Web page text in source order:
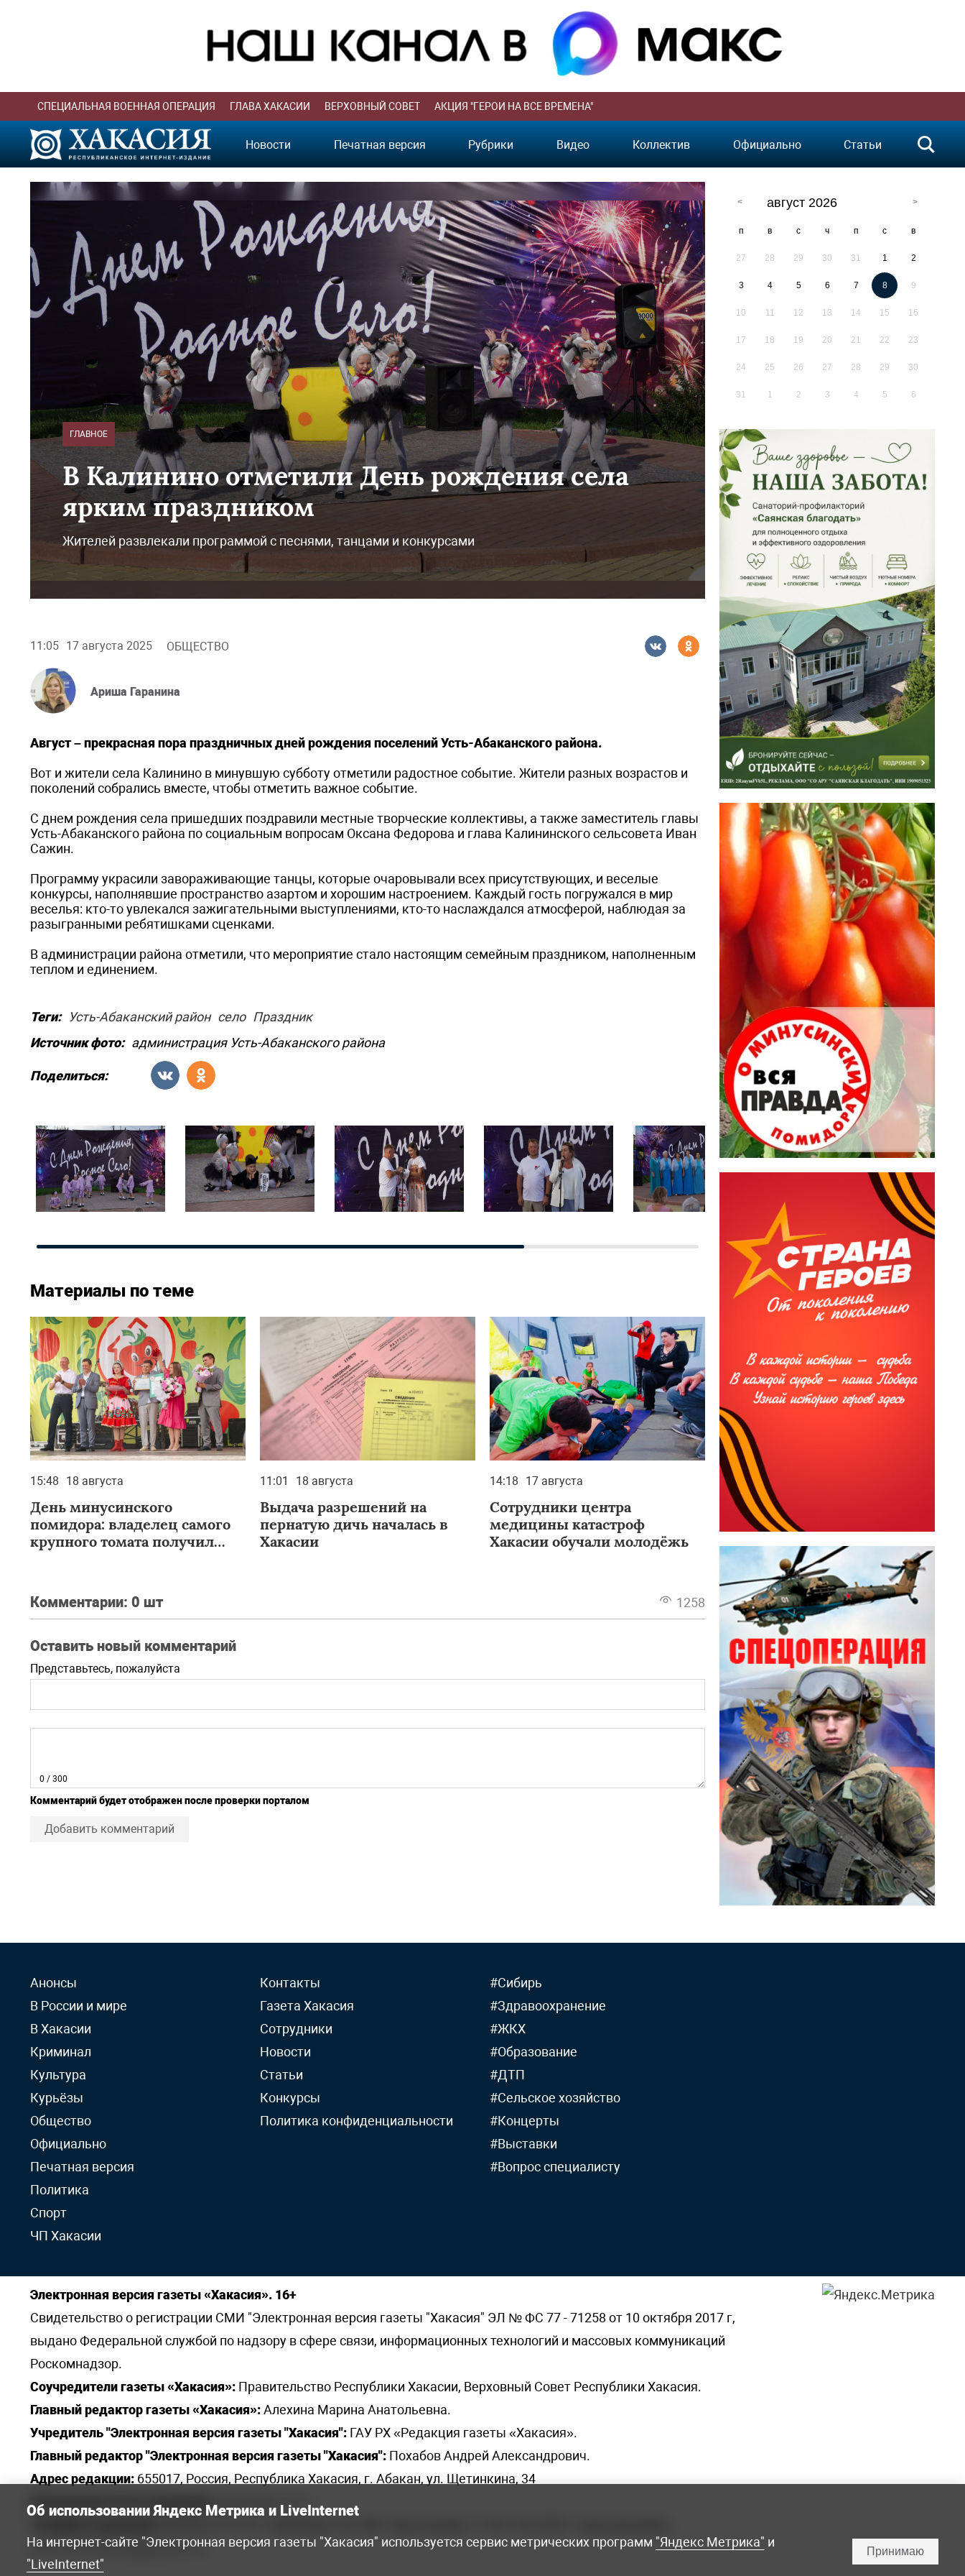
СПЕЦИАЛЬНАЯ ВОЕННАЯ ОПЕРАЦИЯ ГЛАВА ХАКАСИИ ВЕРХОВНЫЙ СОВЕТ АКЦИЯ "ГЕРОИ НА ВСЕ ВРЕМЕНА"
Новости Печатная версия Рубрики Видео Коллектив Официально Статьи
ГЛАВНОЕ
В Калинино отметили День рождения села
ярким праздником
Жителей развлекали программой с песнями, танцами и конкурсами
11:05 17 августа 2025 ОБЩЕСТВО
Ариша Гаранина
Август – прекрасная пора праздничных дней рождения поселений Усть-Абаканского района.
Вот и жители села Калинино в минувшую субботу отметили радостное событие. Жители разных возрастов и
поколений собрались вместе, чтобы отметить важное событие.
С днем рождения села пришедших поздравили местные творческие коллективы, а также заместитель главы
Усть-Абаканского района по социальным вопросам Оксана Федорова и глава Калининского сельсовета Иван
Сажин.
Программу украсили завораживающие танцы, которые очаровывали всех присутствующих, и веселые
конкурсы, наполнявшие пространство азартом и хорошим настроением. Каждый гость погружался в мир
веселья: кто-то увлекался зажигательными выступлениями, кто-то наслаждался атмосферой, наблюдая за
разыгранными ребятишками сценками.
В администрации района отметили, что мероприятие стало настоящим семейным праздником, наполненным
теплом и единением.
Теги: Усть-Абаканский район село Праздник
Источник фото: администрация Усть-Абаканского района
Поделиться:
Материалы по теме
15:48 18 августа
День минусинского
помидора: владелец самого
крупного томата получил
11:01 18 августа
Выдача разрешений на
пернатую дичь началась в
Хакасии
14:18 17 августа
Сотрудники центра
медицины катастроф
Хакасии обучали молодёжь
Комментарии: 0 шт 1258
Оставить новый комментарий
Представьтесь, пожалуйста
0 / 300
Комментарий будет отображен после проверки порталом
Добавить комментарий
август 2026
п в с ч п с в
27 28 29 30 31 1 2
3 4 5 6 7 8 9
10 11 12 13 14 15 16
17 18 19 20 21 22 23
24 25 26 27 28 29 30
31 1 2 3 4 5 6
Анонсы
В России и мире
В Хакасии
Криминал
Культура
Курьёзы
Общество
Официально
Печатная версия
Политика
Спорт
ЧП Хакасии
Контакты
Газета Хакасия
Сотрудники
Новости
Статьи
Конкурсы
Политика конфиденциальности
#Сибирь
#Здравоохранение
#ЖКХ
#Образование
#ДТП
#Сельское хозяйство
#Концерты
#Выставки
#Вопрос специалисту
Электронная версия газеты «Хакасия». 16+
Свидетельство о регистрации СМИ "Электронная версия газеты "Хакасия" ЭЛ № ФС 77 - 71258 от 10 октября 2017 г,
выдано Федеральной службой по надзору в сфере связи, информационных технологий и массовых коммуникаций
Роскомнадзор.
Соучредители газеты «Хакасия»: Правительство Республики Хакасии, Верховный Совет Республики Хакасия.
Главный редактор газеты «Хакасия»:Алехина Марина Анатольевна.
Учредитель "Электронная версия газеты "Хакасия": ГАУ РХ «Редакция газеты «Хакасия».
Главный редактор "Электронная версия газеты "Хакасия": Похабов Андрей Александрович.
Адрес редакции: 655017, Россия, Республика Хакасия, г. Абакан, ул. Щетинкина, 34
Электронная почта редакции: khakred@r-19.ru
elena.s.korotkowa@yandex.ru.
Об использовании Яндекс Метрика и LiveInternet
На интернет-сайте "Электронная версия газеты "Хакасия" используется сервис метрических программ "Яндекс Метрика" и
"LiveInternet"
Принимаю